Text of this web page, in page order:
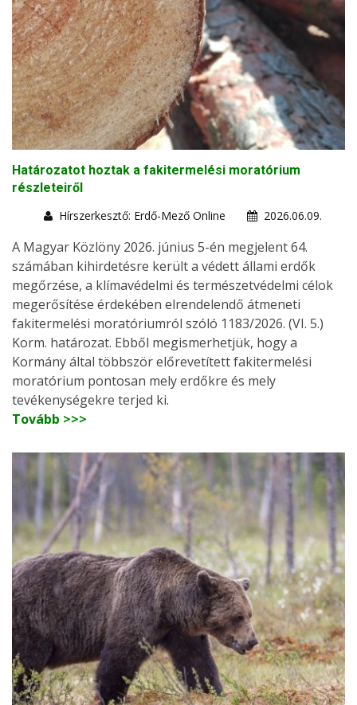
Határozatot hoztak a fakitermelési moratórium
részleteiről
Hírszerkesztő: Erdő-Mező Online
2026.06.09.
A Magyar Közlöny 2026. június 5-én megjelent 64.
számában kihirdetésre került a védett állami erdők
megőrzése, a klímavédelmi és természetvédelmi célok
megerősítése érdekében elrendelendő átmeneti
fakitermelési moratóriumról szóló 1183/2026. (VI. 5.)
Korm. határozat. Ebből megismerhetjük, hogy a
Kormány által többször előrevetített fakitermelési
moratórium pontosan mely erdőkre és mely
tevékenységekre terjed ki.
Tovább >>>